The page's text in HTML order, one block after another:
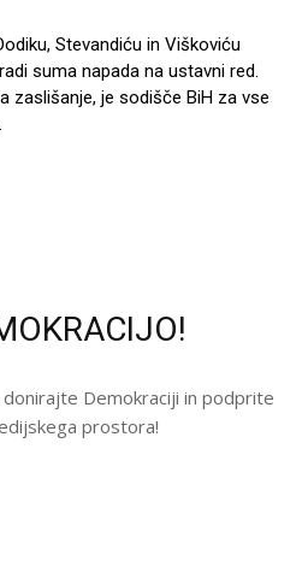
Stevandiću in Viškoviću
suma napada na ustavni red.
zaslišanje, je sodišče BiH za vse
Demokraciji in podprite
prostora!